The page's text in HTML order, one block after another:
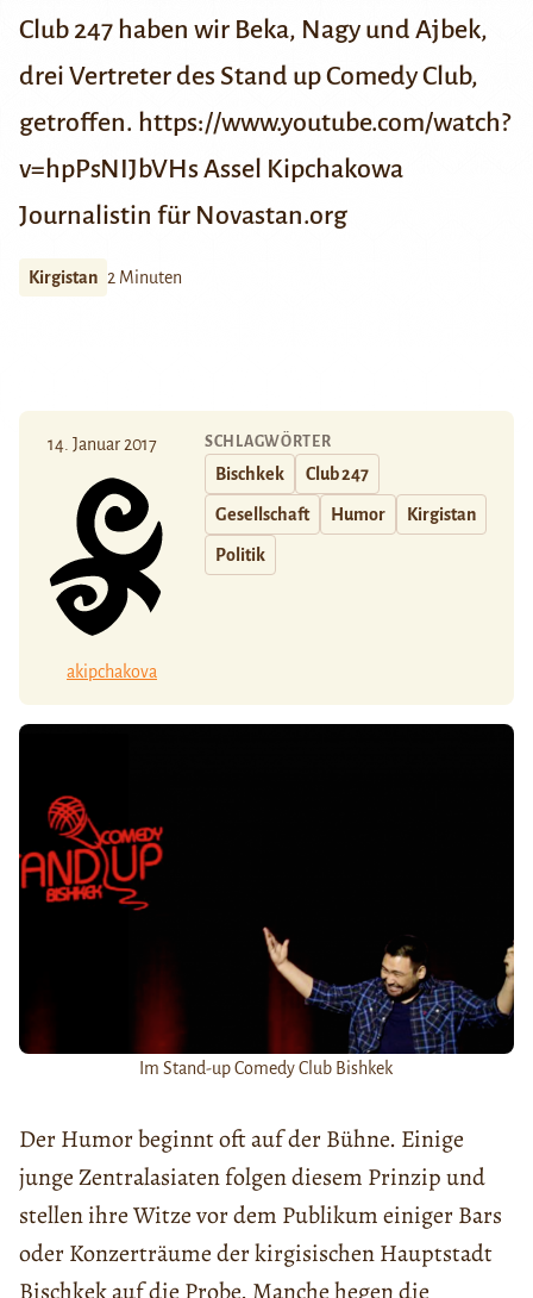
Club 247 haben wir Beka, Nagy und Ajbek,
drei Vertreter des Stand up Comedy Club,
getroffen. https://www.youtube.com/watch?
v=hpPsNIJbVHsAssel Kipchakowa
Journalistin für Novastan.org
Kirgistan 2 Minuten
14. Januar 2017
akipchakova
SCHLAGWÖRTER
Bischkek Club 247
Gesellschaft Humor Kirgistan
Politik
Im Stand-up Comedy Club Bishkek
Der Humor beginnt oft auf der Bühne. Einige
junge Zentralasiaten folgen diesem Prinzip und
stellen ihre Witze vor dem Publikum einiger Bars
oder Konzerträume der kirgisischen Hauptstadt